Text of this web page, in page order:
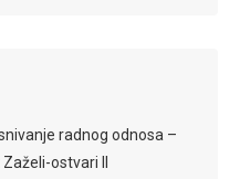
radnog odnosa –
ostvari II